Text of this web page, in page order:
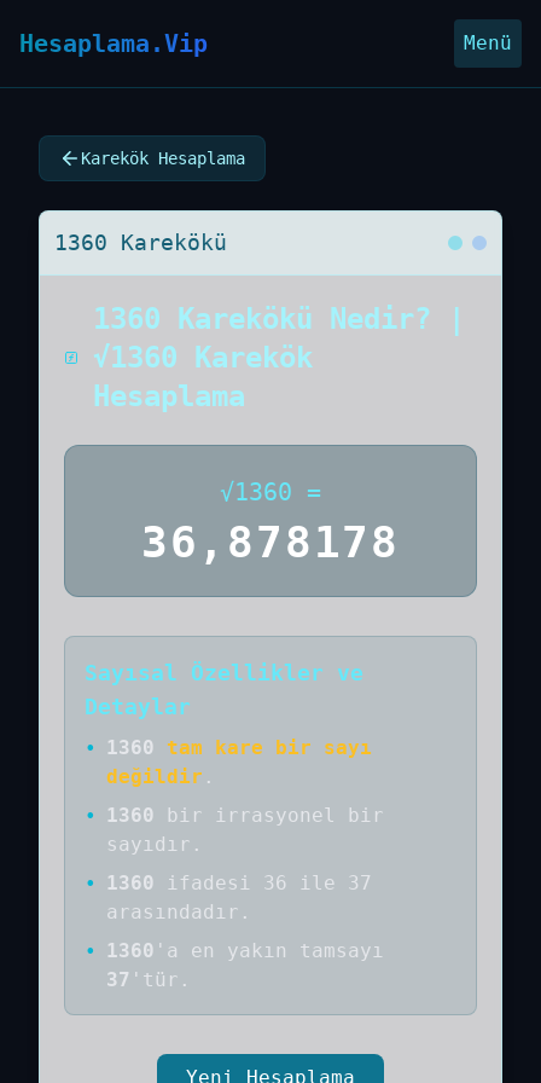
Hesaplama.Vip Menü
Karekök Hesaplama
1360 Karekökü
1360 Karekökü Nedir? |
√1360 Karekök
Hesaplama
√1360 =
36,878178
Sayısal Özellikler ve
Detaylar
• 1360
tam kare bir sayı
değildir .
•
1360 bir
irrasyonel bir
sayıdır .
•
1360
ifadesi 36 ile 37
arasındadır.
•
1360 'a en yakın tamsayı
37 'tür.
Yeni Hesaplama